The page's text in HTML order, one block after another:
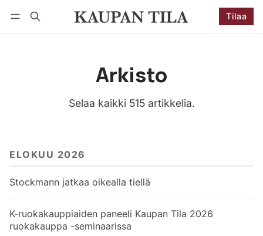
Tilaa
Arkisto
Selaa kaikki 515 artikkelia.
ELOKUU 2026
Stockmann jatkaa oikealla tiellä
K-ruokakauppiaiden paneeli Kaupan Tila 2026
ruokakauppa -seminaarissa